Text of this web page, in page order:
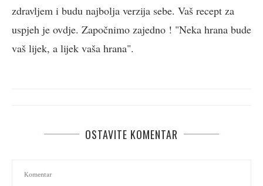
zdravljem i budu najbolja verzija sebe. Vaš recept za
uspjeh je ovdje. Započnimo zajedno ! "Neka hrana bude
vaš lijek, a lijek vaša hrana".
OSTAVITE KOMENTAR